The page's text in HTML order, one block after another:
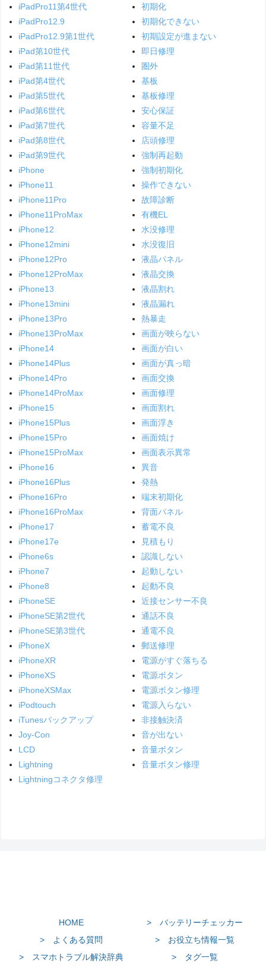
iPadPro11第4世代
iPadPro12.9
iPadPro12.9第1世代
iPad第10世代
iPad第11世代
iPad第4世代
iPad第5世代
iPad第6世代
iPad第7世代
iPad第8世代
iPad第9世代
iPhone
iPhone11
iPhone11Pro
iPhone11ProMax
iPhone12
iPhone12mini
iPhone12Pro
iPhone12ProMax
iPhone13
iPhone13mini
iPhone13Pro
iPhone13ProMax
iPhone14
iPhone14Plus
iPhone14Pro
iPhone14ProMax
iPhone15
iPhone15Plus
iPhone15Pro
iPhone15ProMax
iPhone16
iPhone16Plus
iPhone16Pro
iPhone16ProMax
iPhone17
iPhone17e
iPhone6s
iPhone7
iPhone8
iPhoneSE
iPhoneSE第2世代
iPhoneSE第3世代
iPhoneX
iPhoneXR
iPhoneXS
iPhoneXSMax
iPodtouch
iTunesバックアップ
Joy-Con
LCD
Lightning
Lightningコネクタ修理
初期化
初期化できない
初期設定が進まない
即日修理
圏外
基板
基板修理
安心保証
容量不足
店頭修理
強制再起動
強制初期化
操作できない
故障診断
有機EL
水没修理
水没復旧
液晶パネル
液晶交換
液晶割れ
液晶漏れ
熱暴走
画面が映らない
画面が白い
画面が真っ暗
画面交換
画面修理
画面割れ
画面浮き
画面焼け
画面表示異常
異音
発熱
端末初期化
背面パネル
蓄電不良
見積もり
認識しない
起動しない
起動不良
近接センサー不良
通話不良
通電不良
郵送修理
電源がすぐ落ちる
電源ボタン
電源ボタン修理
電源入らない
非接触決済
音が出ない
音量ボタン
音量ボタン修理
HOME
> バッテリーチェッカー
> よくある質問
> お役立ち情報一覧
> スマホトラブル解決辞典
> タグ一覧